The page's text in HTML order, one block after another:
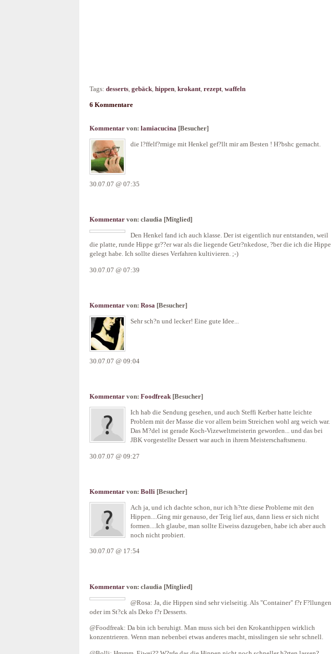
Tags: desserts gebäck hippen krokant rezept waffeln
6 Kommentare
Kommentar von: lamiacucina [Besucher]
die l?ffelf?rmige mit Henkel gef?llt mir am Besten ! H?bshc gemacht.
30.07.07 @ 07:35
Kommentar von: claudia [Mitglied]
Den Henkel fand ich auch klasse. Der ist eigentlich nur entstanden, weil
die platte, runde Hippe gr??er war als die liegende Getr?nkedose, ?ber die ich die Hippe
gelegt habe. Ich sollte dieses Verfahren kultivieren. ;-)
30.07.07 @ 07:39
Kommentar von: Rosa [Besucher]
Sehr sch?n und lecker! Eine gute Idee...
30.07.07 @ 09:04
Kommentar von: Foodfreak [Besucher]
Ich hab die Sendung gesehen, und auch Steffi Kerber hatte leichte
Problem mit der Masse die vor allem beim Streichen wohl arg weich war.
Das M?del ist gerade Koch-Vizeweltmeisterin geworden... und das bei
JBK vorgestellte Dessert war auch in ihrem Meisterschaftsmenu.
30.07.07 @ 09:27
Kommentar von: Bolli [Besucher]
Ach ja, und ich dachte schon, nur ich h?tte diese Probleme mit den
Hippen....Ging mir genauso, der Teig lief aus, dann liess er sich nicht
formen....Ich glaube, man sollte Eiweiss dazugeben, habe ich aber auch
noch nicht probiert.
30.07.07 @ 17:54
Kommentar von: claudia [Mitglied]
@Rosa: Ja, die Hippen sind sehr vielseitig. Als "Container" f?r F?llungen
oder im St?ck als Deko f?r Desserts.
@Foodfreak: Da bin ich beruhigt. Man muss sich bei den Krokanthippen wirklich
konzentrieren. Wenn man nebenbei etwas anderes macht, misslingen sie sehr schnell.